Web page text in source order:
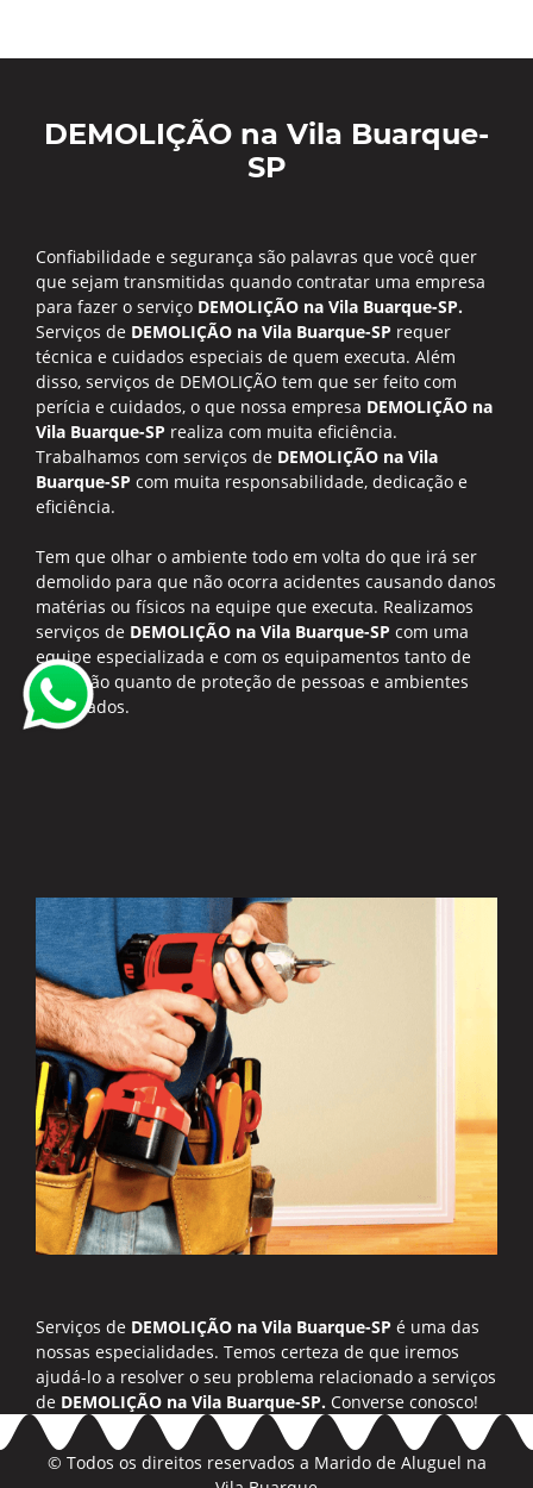
DEMOLIÇÃO na Vila Buarque-
SP
Confiabilidade e segurança são palavras que você quer
que sejam transmitidas quando contratar uma empresa
para fazer o serviço DEMOLIÇÃO na Vila Buarque-SP.
Serviços de DEMOLIÇÃO na Vila Buarque-SP requer
técnica e cuidados especiais de quem executa. Além
disso, serviços de DEMOLIÇÃO tem que ser feito com
perícia e cuidados, o que nossa empresa DEMOLIÇÃO na
Vila Buarque-SP realiza com muita eficiência.
Trabalhamos com serviços de DEMOLIÇÃO na Vila
Buarque-SP com muita responsabilidade, dedicação e
eficiência.
Tem que olhar o ambiente todo em volta do que irá ser
demolido para que não ocorra acidentes causando danos
matérias ou físicos na equipe que executa. Realizamos
serviços de DEMOLIÇÃO na Vila Buarque-SP com uma
equipe especializada e com os equipamentos tanto de
execução quanto de proteção de pessoas e ambientes
adequados.
Serviços de DEMOLIÇÃO na Vila Buarque-SP é uma das
nossas especialidades. Temos certeza de que iremos
ajudá-lo a resolver o seu problema relacionado a serviços
de DEMOLIÇÃO na Vila Buarque-SP. Converse conosco!
© Todos os direitos reservados a Marido de Aluguel na